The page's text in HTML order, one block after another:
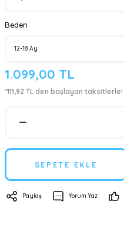
Beden
1.099,00 TL
*111,92 TL den başlayan taksitlerle!
SEPETE EKLE
Paylaş Yorum Yaz